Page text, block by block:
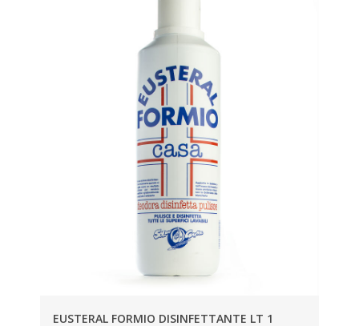
EUSTERAL FORMIO DISINFETTANTE LT 1